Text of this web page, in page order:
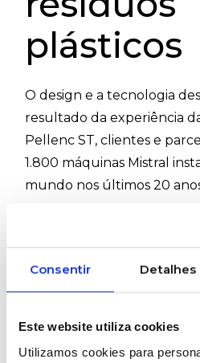
Consentir Detalhes
Este website utiliza cookies
Utilizamos cookies para
plásticos
O design e a tecnologia
resultado da experiência
Pellenc ST, clientes e
1.800 máquinas Mistral
mundo nos últimos 20
Esta gama
se pela sua grande
todas as necessidades
#MistralFilm #MistralQC